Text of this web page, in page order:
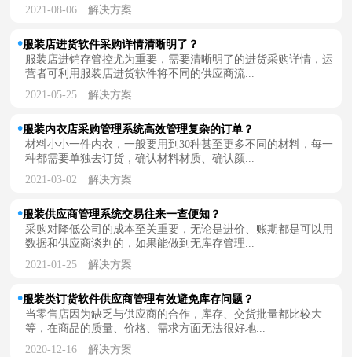
2021-08-06 解决方案
服装店进货软件采购详情清晰明了？
服装店进销存管控尤为重要，需要清晰明了的进货采购详情，运
营者可利用服装店进货软件将不同的供应商流...
2021-05-25 解决方案
服装内衣店采购管理系统高效管理复杂的订单？
材料小小一件内衣，一般要用到30种甚至更多不同的材料，每一
种都需要单独去订货，确认材料材质、确认颜...
2021-03-02 解决方案
服装供应商管理系统交易往来一查便知？
采购对降低公司的成本至关重要，无论是进价、账期都是可以用
数据和供应商谈判的，如果能做到无库存管理...
2021-01-25 解决方案
服装类订货软件供应商管理有效避免库存问题？
当零售店因为缺乏与供应商的合作，库存、交货批量都比较大
等，在商品的质量、价格、需求方面无法很好地...
2020-12-16 解决方案